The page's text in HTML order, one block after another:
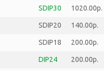
SDIP30 1020.00р.
SDIP20 140.00р.
SDIP18 200.00р.
DIP24 200.00р.